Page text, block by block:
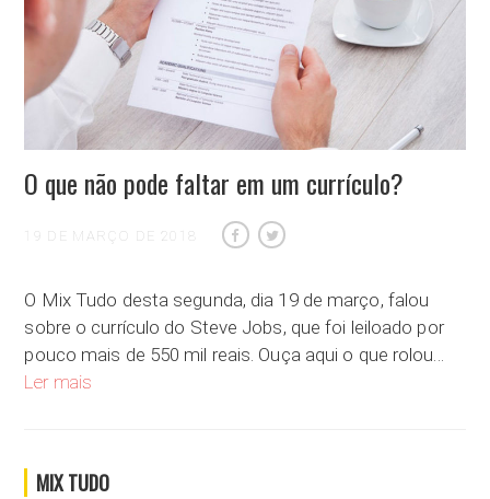
O que não pode faltar em um currículo?
19 DE MARÇO DE 2018
O Mix Tudo desta segunda, dia 19 de março, falou
sobre o currículo do Steve Jobs, que foi leiloado por
pouco mais de 550 mil reais. Ouça aqui o que rolou…
Ler mais
MIX TUDO